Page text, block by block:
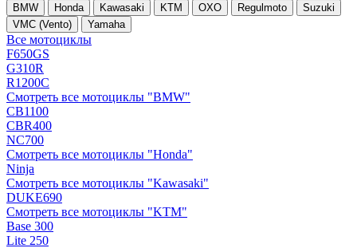
BMW Honda Kawasaki KTM OXO Regulmoto
Suzuki
VMC (Vento)
Yamaha
Все мотоциклы
F650GS
G310R
R1200C
Смотреть все мотоциклы "BMW"
CB1100
CBR400
NC700
Смотреть все мотоциклы "Honda"
Ninja
Смотреть все мотоциклы "Kawasaki"
DUKE690
Смотреть все мотоциклы "KTM"
Base 300
Lite 250